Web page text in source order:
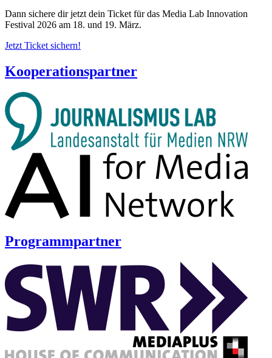
Dann sichere dir jetzt dein Ticket für das Media Lab Innovation
Festival 2026 am 18. und 19. März.
Jetzt Ticket sichern!
Kooperationspartner
Programmpartner